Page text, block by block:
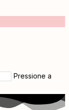
Pressione a